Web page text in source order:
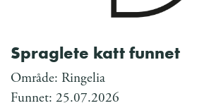
Spraglete katt funnet
Område: Ringelia
Funnet: 25.07.2026